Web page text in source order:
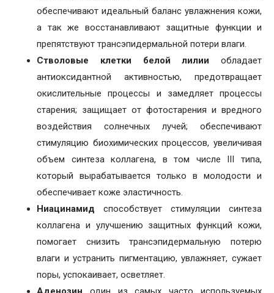
обеспечивают идеальный баланс увлажнения кожи,
а так же восстанавливают защитные функции и
препятствуют трансэпидермальной потери влаги.
Стволовые клетки белой лилии обладает
антиоксидантной активностью, предотвращает
окислительные процессы и замедляет процессы
старения; защищает от фотостарения и вредного
воздействия солнечных лучей; обеспечивают
стимуляцию биохимических процессов, увеличивая
объем синтеза коллагена, в том числе III типа,
который вырабатывается только в молодости и
обеспечивает коже эластичность.
Ниацинамид способствует стимуляции синтеза
коллагена и улучшению защитных функций кожи,
помогает снизить трансэпидермальную потерю
влаги и устранить пигментацию, увлажняет, сужает
поры, успокаивает, осветляет.